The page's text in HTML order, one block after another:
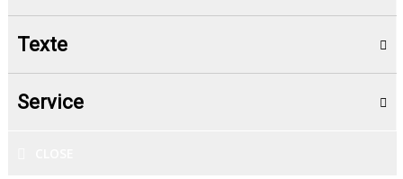
Texte
Service